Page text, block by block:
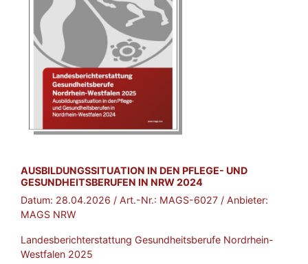
BROSCHÜRE:
AUSBILDUNGSSITUATION IN DEN PFLEGE- UND
GESUNDHEITSBERUFEN IN NRW 2024
Datum: 28.04.2026 / Art.-Nr.: MAGS-6027 / Anbieter:
MAGS NRW
Landesberichterstattung Gesundheitsberufe Nordrhein-
Westfalen 2025